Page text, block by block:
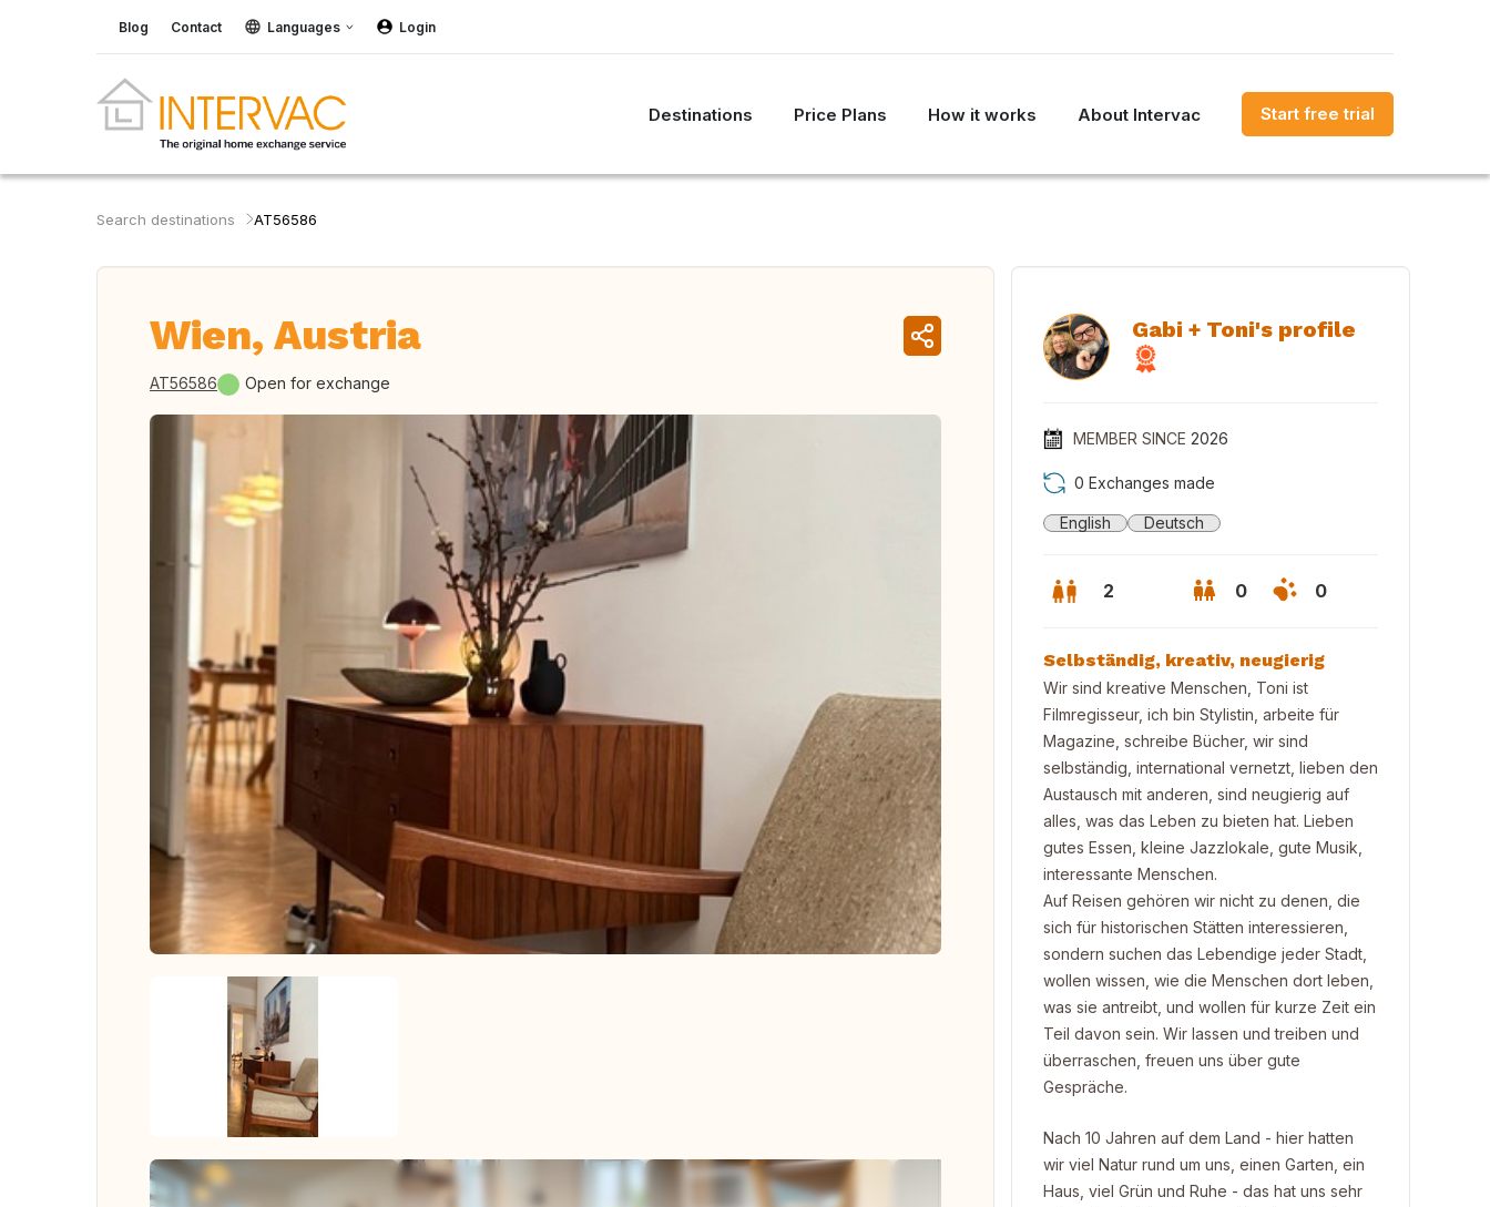
Blog Contact Languages Login
Destinations Price Plans How it works About Intervac Start free trial
Search destinations AT56586
Wien, Austria
AT56586 Open for exchange
Gabi + Toni's profile
MEMBER SINCE 2026
0 Exchanges made
English Deutsch
2 0 0
Selbständig, kreativ, neugierig
Wir sind kreative Menschen, Toni ist
Filmregisseur, ich bin Stylistin, arbeite für
Magazine, schreibe Bücher, wir sind
selbständig, international vernetzt, lieben den
Austausch mit anderen, sind neugierig auf
alles, was das Leben zu bieten hat. Lieben
gutes Essen, kleine Jazzlokale, gute Musik,
interessante Menschen.
Auf Reisen gehören wir nicht zu denen, die
sich für historischen Stätten interessieren,
sondern suchen das Lebendige jeder Stadt,
wollen wissen, wie die Menschen dort leben,
was sie antreibt, und wollen für kurze Zeit ein
Teil davon sein. Wir lassen und treiben und
überraschen, freuen uns über gute
Gespräche.
Nach 10 Jahren auf dem Land - hier hatten
wir viel Natur rund um uns, einen Garten, ein
Haus, viel Grün und Ruhe - das hat uns sehr